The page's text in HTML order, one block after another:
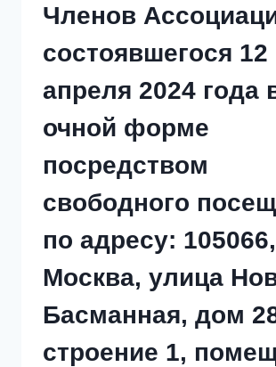
ОЧНОЙ
ФОРМЕ
СВОБОДНОГО
ПО
105066,
ГОРОД
УЛИЦА
НОВАЯ
ДОМ
СТРОЕНИЕ
8,
1
АССОЦИАЦИИ).
Членов
состоявшегося 12
апреля 2024 года
очной форме
посредством
свободного
по адресу:
Москва, улица
Басманная, дом
строение 1,